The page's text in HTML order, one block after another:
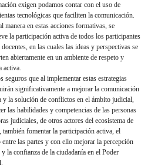
exigen podamos contar con el uso de
tecnológicas que faciliten la comunicación.
manera en estas acciones formativas, se
la participación activa de todos los participantes
en las cuales las ideas y perspectivas se
abiertamente en un ambiente de respeto y
activa.
seguros que al implementar estas estrategias
significativamente a mejorar la comunicación
y la solución de conflictos en el ámbito judicial,
las habilidades y competencias de las personas
judiciales, de otros actores del ecosistema de
también fomentar la participación activa, el
entre las partes y con ello mejorar la percepción
la confianza de la ciudadanía en el Poder